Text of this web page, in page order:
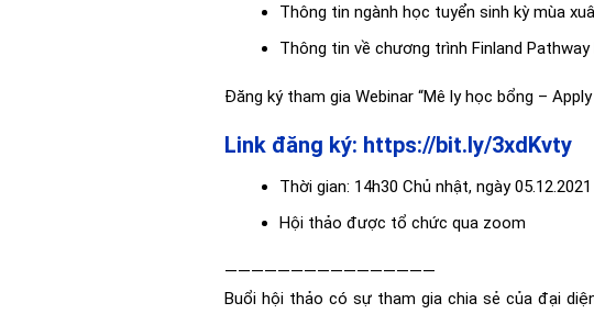
Thông tin ngành học tuyển sinh kỳ mùa
Thông tin về chương trình Finland
Đăng ký tham gia Webinar “Mê ly học bổng –
Link đăng ký: https://bit.ly/3xdKvty
Thời gian: 14h30 Chủ nhật, ngày 05.12.2021
Hội thảo được tổ chức qua zoom
————————————————
Buổi hội thảo có sự tham gia chia sẻ của đại